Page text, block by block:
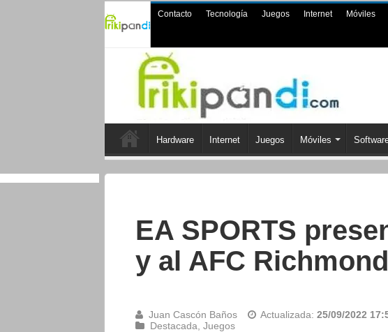
Contacto Tecnología Juegos Internet Móviles
Hardware Internet Juegos Móviles
EA SPORTS
y al AFC
Juan Cascón Baños Actualizada: 25/09/2022
Destacada Juegos